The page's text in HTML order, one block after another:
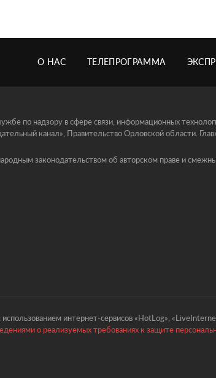
О НАС ТЕЛЕПРОГРАММА
по надзору в сфере связи, информационных
канал», Правительство Орловской области.
законодательством об авторском праве и
интернет-сервисов «HotLog»,
о реализуемых требованиях к защите